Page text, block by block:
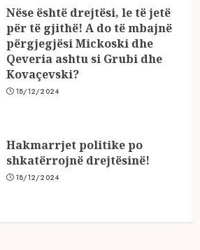
Nëse është drejtësi, le të jetë
për të gjithë! A do të mbajnë
përgjegjësi Mickoski dhe
Qeveria ashtu si Grubi dhe
Kovaçevski?
18/12/2024
Hakmarrjet politike po
shkatërrojnë drejtësinë!
18/12/2024